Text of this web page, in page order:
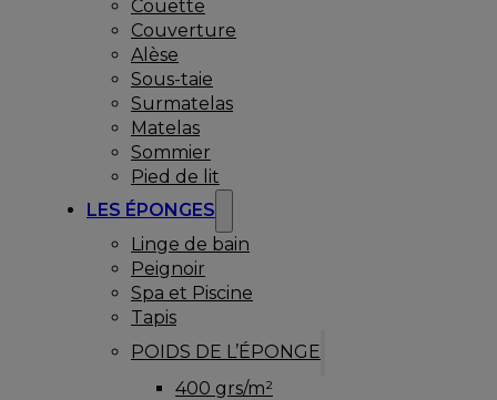
Couette
Couverture
Alèse
Sous-taie
Surmatelas
Matelas
Sommier
Pied de lit
LES ÉPONGES
Linge de bain
Peignoir
Spa et Piscine
Tapis
POIDS DE L’ÉPONGE
400 grs/m²